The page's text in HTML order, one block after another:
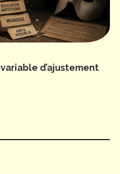
d’ajustement